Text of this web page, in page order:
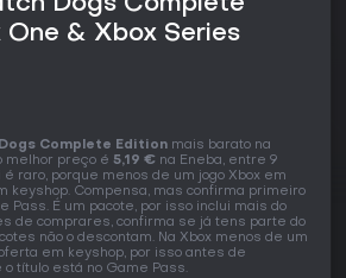
Dogs Complete
One & Xbox Series
Complete Edition mais barato na
melhor preço é 5,19 € na Eneba, entre 9
raro, porque menos de um jogo Xbox em
keyshop. Compensa, mas confirma primeiro
Pass. É um pacote, por isso inclui mais do
de comprares, confirma se já tens parte do
não o descontam. Na Xbox menos de um
em keyshop, por isso antes de
título está no Game Pass.